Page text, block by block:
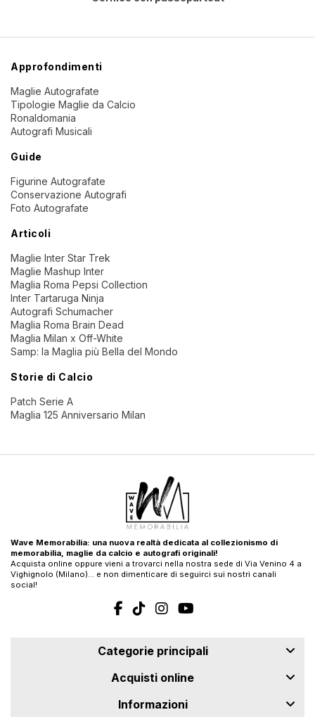
Approfondimenti
Maglie Autografate
Tipologie Maglie da Calcio
Ronaldomania
Autografi Musicali
Guide
Figurine Autografate
Conservazione Autografi
Foto Autografate
Articoli
Maglie Inter Star Trek
Maglie Mashup Inter
Maglia Roma Pepsi Collection
Inter Tartaruga Ninja
Autografi Schumacher
Maglia Roma Brain Dead
Maglia Milan x Off-White
Samp: la Maglia più Bella del Mondo
Storie di Calcio
Patch Serie A
Maglia 125 Anniversario Milan
Wave Memorabilia: una nuova realtà dedicata al collezionismo di
memorabilia, maglie da calcio e autografi originali!
Acquista online oppure vieni a trovarci nella nostra sede di Via Venino 4 a
Vighignolo (Milano)… e non dimenticare di seguirci sui nostri canali
social!
Categorie principali
Acquisti online
Informazioni